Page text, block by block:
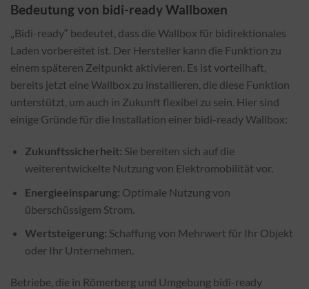
Bedeutung von bidi-ready Wallboxen
„Bidi-ready“ bedeutet, dass die Wallbox für bidirektionales
Laden vorbereitet ist. Der Hersteller kann die Funktion zu
einem späteren Zeitpunkt aktivieren. Es ist vorteilhaft,
bereits jetzt eine Wallbox zu installieren, die diese Funktion
unterstützt, um auch in Zukunft flexibel zu sein. Hier sind
einige Gründe für die Installation einer bidi-ready Wallbox:
Zukunftssicherheit: Sie bereiten sich auf die
weiterentwickelte Nutzung von Elektromobilität vor.
Energieeinsparung: Optimale Nutzung von
überschüssigem Strom.
Wertsteigerung: Schaffung von Mehrwert für Ihr Objekt
oder Ihr Unternehmen.
Betriebe, die in Römerberg und Umgebung bidi-ready